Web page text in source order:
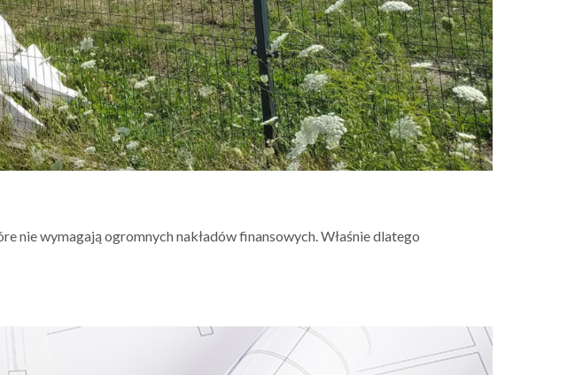
wymagają ogromnych nakładów finansowych. Właśnie dlatego